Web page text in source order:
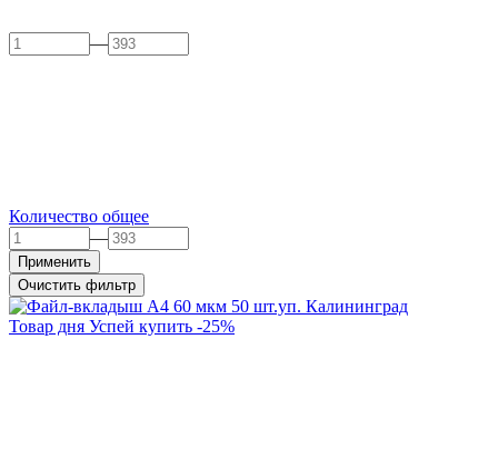
—
Количество общее
—
Применить
Очистить фильтр
Товар дня Успей купить -25%